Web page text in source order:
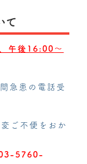
て
午後16:00～
急患の電話受
ご不便をおか
5760-